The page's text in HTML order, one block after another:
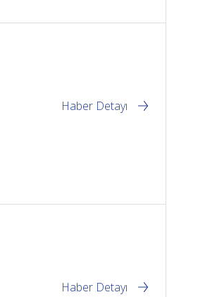
Haber Detayı
Haber Detayı